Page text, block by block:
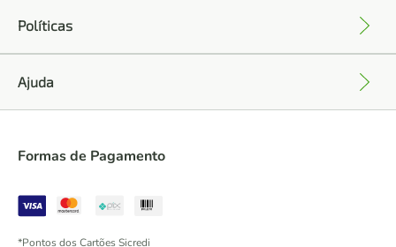
Políticas
Ajuda
Formas de Pagamento
*Pontos dos Cartões Sicredi